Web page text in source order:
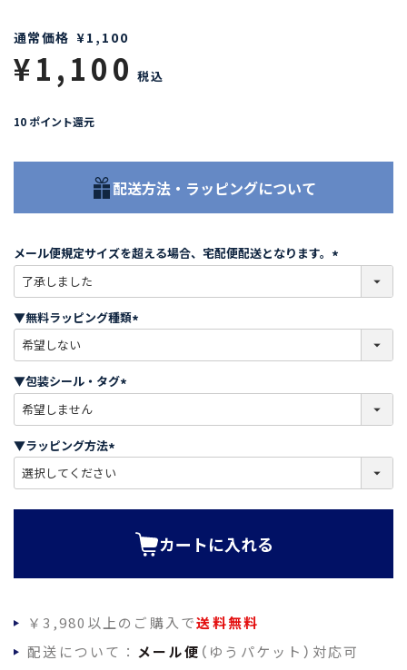
通常価格 ¥1,100
¥1,100 税込
10 ポイント還元
配送方法・ラッピングについて
メール便規定サイズを超える場合、宅配便配送となります。
必
)
▼無料ラッピング種類
必
)
▼包装シール・タグ
必
)
▼ラッピング方法
必
カートに入れる
￥3,980以上のご購入で送料無料
配送について： メール便 （ゆうパケット）対応可